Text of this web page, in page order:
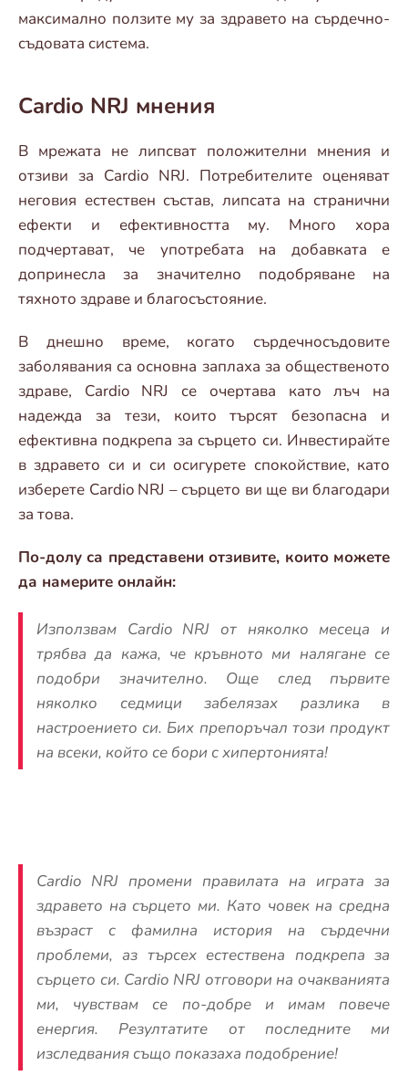
максимално ползите му за здравето на сърдечно-
съдовата система.
Cardio NRJ мнения
В мрежата не липсват положителни мнения и
отзиви за Cardio NRJ. Потребителите оценяват
неговия естествен състав, липсата на странични
ефекти и ефективността му. Много хора
подчертават, че употребата на добавката е
допринесла за значително подобряване на
тяхното здраве и благосъстояние.
В днешно време, когато сърдечносъдовите
заболявания са основна заплаха за общественото
здраве, Cardio NRJ се очертава като лъч на
надежда за тези, които търсят безопасна и
ефективна подкрепа за сърцето си. Инвестирайте
в здравето си и си осигурете спокойствие, като
изберете Cardio NRJ – сърцето ви ще ви благодари
за това.
По-долу са представени отзивите, които можете
да намерите онлайн:
Използвам Cardio NRJ от няколко месеца и
трябва да кажа, че кръвното ми налягане се
подобри значително. Още след първите
няколко седмици забелязах разлика в
настроението си. Бих препоръчал този продукт
на всеки, който се бори с хипертонията!
Cardio NRJ промени правилата на играта за
здравето на сърцето ми. Като човек на средна
възраст с фамилна история на сърдечни
проблеми, аз търсех естествена подкрепа за
сърцето си. Cardio NRJ отговори на очакванията
ми, чувствам се по-добре и имам повече
енергия. Резултатите от последните ми
изследвания също показаха подобрение!